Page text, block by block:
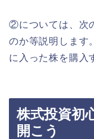
②については、次
のか等説明します
に入った株を購入
株式投資初
開こう